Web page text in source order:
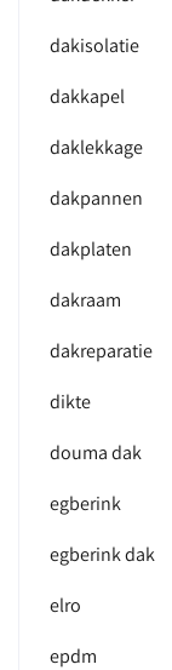
dakisolatie
dakkapel
daklekkage
dakpannen
dakplaten
dakraam
dakreparatie
dikte
douma dak
egberink
egberink dak
elro
epdm